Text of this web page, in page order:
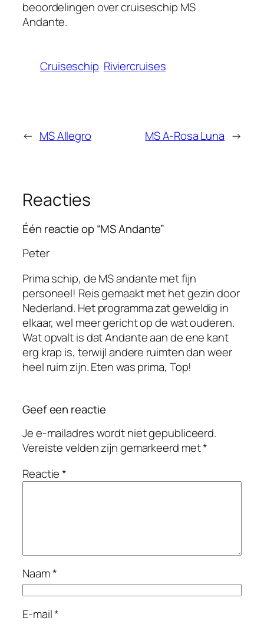
beoordelingen over cruiseschip MS
Andante.
Cruiseschip Riviercruises
← MS Allegro MS A-Rosa Luna →
Reacties
Één reactie op “MS Andante”
Peter
Prima schip, de MS andante met fijn
personeel! Reis gemaakt met het gezin door
Nederland. Het programma zat geweldig in
elkaar, wel meer gericht op de wat ouderen.
Wat opvalt is dat Andante aan de ene kant
erg krap is, terwijl andere ruimten dan weer
heel ruim zijn. Eten was prima, Top!
Geef een reactie
Je e-mailadres wordt niet gepubliceerd.
Vereiste velden zijn gemarkeerd met*
Reactie*
Naam*
E-mail*